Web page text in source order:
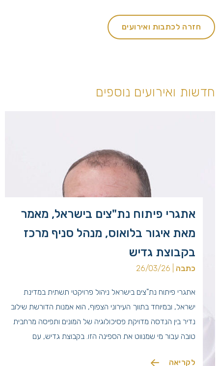
חזרה לכתבות ואירועים
חדשות ואירועים נוספים
אתגרי פיתוח נת"צים בישראל, מאמר
מאת איגור בלואוס, מנהל סניף מרכז
בקבוצת גדיש
כתבה
אתגרי פיתוח נת"צים בישראל ניהול פרויקטי תשתית במדינת
ישראל, ובמיוחד בתווך העירוני הצפוף, הוא אמנות הדורשת שילוב
נדיר בין הנדסה מדויקת פסיכולוגיה של המונים ותפיסה מרחבית
טובה עבור מי שמנווט את הספינה הזו. בקבוצת גדיש, עם
לקריאה